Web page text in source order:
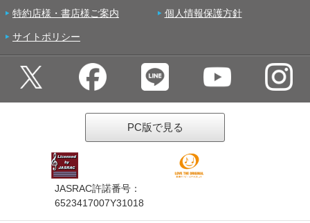
特約店様・書店様ご案内 個人情報保護方針
サイトポリシー
PC版で見る
JASRAC許諾番号：
6523417007Y31018